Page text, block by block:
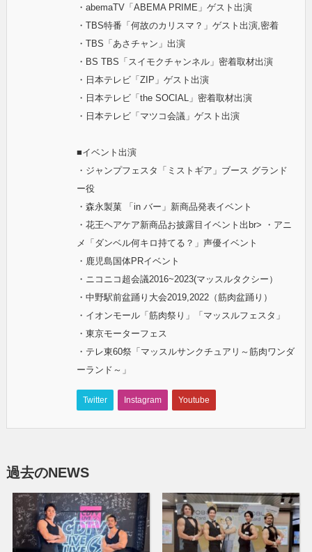
・abemaTV「ABEMA PRIME」ゲスト出演
・TBS特番「何故のカリスマ？」ゲスト出演,密着
・TBS「あさチャン」出演
・BS TBS「スイモクチャンネル」密着取材出演
・日本テレビ「ZIP」ゲスト出演
・日本テレビ「the SOCIAL」密着取材出演
・日本テレビ「マツコ会議」ゲスト出演
■イベント出演
・ジャンプフェスタ「ミストギア」ブース グランド
ー役
・森永製菓 「in バー」新商品発表イベント
・花王ヘアケア新商品お披露目イベント出br> ・アニ
メ「ダンベル何キロ持てる？」声優イベント
・鹿児島国体PRイベント
・ニコニコ超会議2016~2023(マッスルタクシー）
・中野駅前盆踊り大会2019,2022（筋肉盆踊り）
・イオンモール「筋肉祭り」「マッスルフェスタ」
・東京モーターフェス
・テレ東60祭「マッスルサンクチュアリ～筋肉ワンダ
ーランド～」
Twitter Instagram Youtube
過去のNEWS